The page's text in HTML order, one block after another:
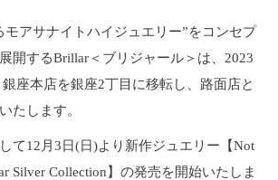
モアサナイトハイジュエリー”をコンセプ
開するBrillar＜ブリジャール＞は、2023
座本店を銀座2丁目に移転し、路面店と
たします。
て12月3日(日)より新作ジュエリー【Not
Silver Collection】の発売を開始いたしま